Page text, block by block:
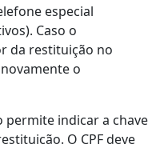
especial
Caso o
da restituição no
o
permite indicar a chave
O CPF deve